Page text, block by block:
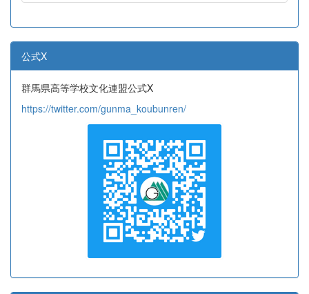
公式X
群馬県高等学校文化連盟公式X
https://twitter.com/gunma_koubunren/